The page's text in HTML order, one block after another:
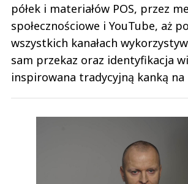
półek i materiałów POS, przez
społecznościowe i YouTube, aż
wszystkich kanałach
sam przekaz oraz identyfikacja
inspirowana tradycyjną kanką na